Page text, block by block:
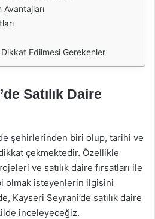
Avantajları
Dikkat Edilmesi Gerekenler
Satılık Daire
şehirlerinden biri olup, tarihi ve
çekmektedir. Özellikle
ve satılık daire fırsatları ile
olmak isteyenlerin ilgisini
Kayseri Seyrani’de satılık daire
inceleyeceğiz.